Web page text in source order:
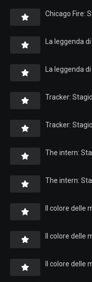
Chicago Fire:
La leggenda
La leggenda
Tracker:
Tracker:
The intern:
The intern:
Il colore delle
Il colore delle
Il colore delle